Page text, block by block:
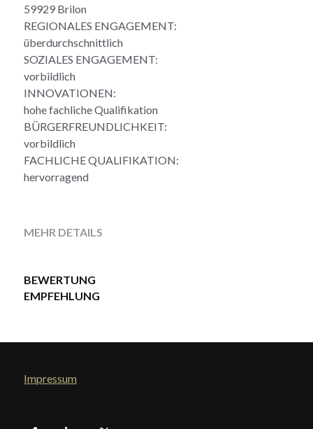
59929 Brilon
REGIONALES ENGAGEMENT:
überdurchschnittlich
SOZIALES ENGAGEMENT:
vorbildlich
INNOVATIONEN:
hohe fachliche Qualifikation
BÜRGERFREUNDLICHKEIT:
vorbildlich
FACHLICHE QUALIFIKATION:
hervorragend
MEHR DETAILS
BEWERTUNG
EMPFEHLUNG
Impressum